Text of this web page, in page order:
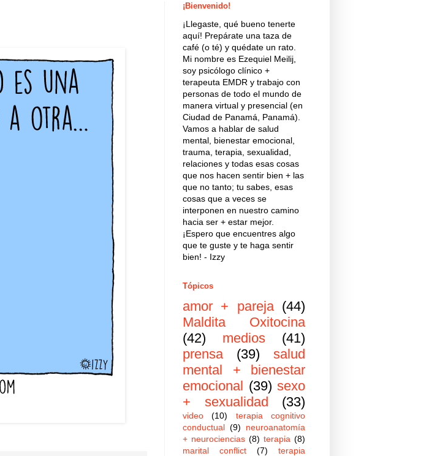
¡Bienvenido!
¡Llegaste, qué bueno tenerte
aquí! Prepárate una taza de
café (o té) y quédate un rato.
Mi nombre es Ezequiel Meilij,
soy psicólogo clínico +
terapeuta EMDR y trabajo con
personas de todo el mundo de
manera virtual y presencial (en
Ciudad de Panamá, Panamá).
Vamos a hablar de salud
mental, bienestar emocional,
trauma, terapia, sexualidad,
relaciones y todas esas cosas
que nos hacen sentir bien + las
que no tanto; tu sabes, esas
cosas que a veces se
interponen en nuestro camino
hacia ser + estar mejor.
¡Espero que encuentres algo
que te guste y te haga sentir
bien! - Izzy
Tópicos
amor + pareja (44)
Maldita Oxitocina
(42)
medios
(41)
prensa
(39)
salud
mental + bienestar
emocional (39) sexo
+ sexualidad
(33)
video (10)
terapia cognitivo
conductual (9)
neuroanatomía
+ neurociencias (8) terapia (8)
marital conflict
(7)
terapia